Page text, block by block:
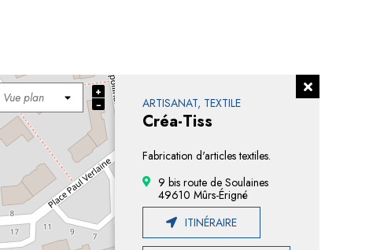
+
−
ARTISANAT, TEXTILE
Créa-Tiss
Fabrication d'articles textiles.
9 bis route de Soulaines
49610 Mûrs-Érigné
ITINÉRAIRE